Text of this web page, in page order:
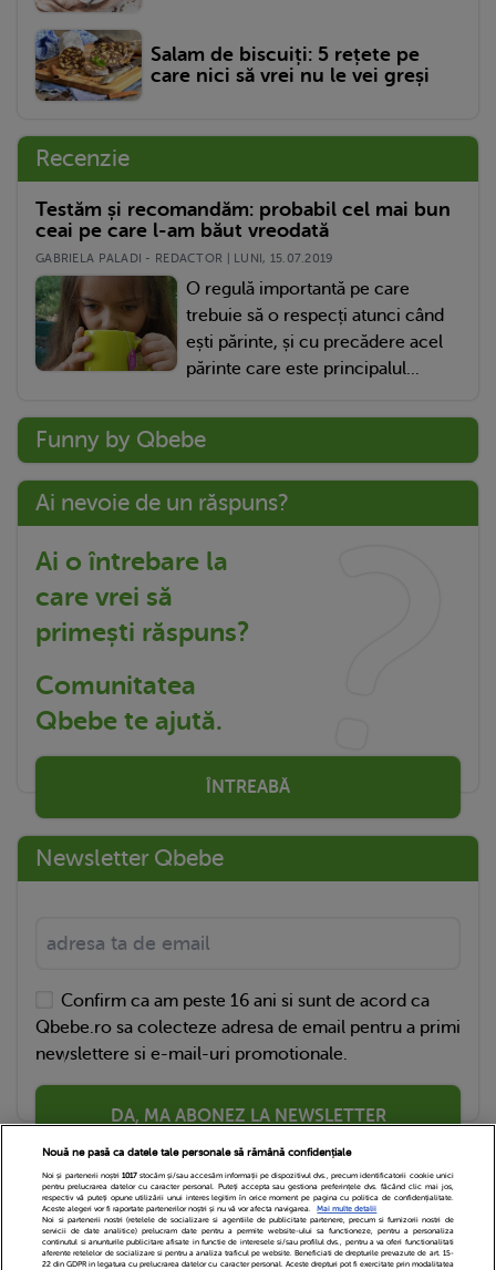
Salam de biscuiți: 5 rețete pe
care nici să vrei nu le vei greși
Recenzie
Testăm și recomandăm: probabil cel mai bun
ceai pe care l-am băut vreodată
GABRIELA PALADI - REDACTOR | LUNI, 15.07.2019
O regulă importantă pe care
trebuie să o respecți atunci când
ești părinte, și cu precădere acel
părinte care este principalul...
Funny by Qbebe
Ai nevoie de un răspuns?
Ai o întrebare la
care vrei să
primești răspuns?
Comunitatea
Qbebe te ajută.
ÎNTREABĂ
Newsletter Qbebe
Confirm ca am peste 16 ani si sunt de acord ca
Qbebe.ro sa colecteze adresa de email pentru a primi
newslettere si e-mail-uri promotionale.
DA, MA ABONEZ LA NEWSLETTER
Nouă ne pasă ca datele tale personale să rămână confidențiale
Noi și partenerii noștri 1017stocăm și/sau accesăm informații pe dispozitivul dvs., precum identificatorii cookie unici
pentru prelucrarea datelor cu caracter personal. Puteți accepta sau gestiona preferințele dvs. făcând clic mai jos,
respectiv vă puteți opune utilizării unui interes legitim în orice moment pe pagina cu politica de confidențialitate.
Aceste alegeri vor fi raportate partenerilor noștri și nu vă vor afecta navigarea.
Mai multe detalii
Noi si partenerii nostri (retelele de socializare si agentiile de publicitate partenere, precum si furnizorii nostri de
servicii de date analitice) prelucram date pentru a permite website-ului sa functioneze, pentru a personaliza
continutul si anunturile publicitare afisate in functie de interesele si/sau profilul dvs., pentru a va oferi functionalitati
aferente retelelor de socializare si pentru a analiza traficul pe website. Beneficiati de drepturile prevazute de art. 15-
22 din GDPR in legatura cu prelucrarea datelor cu caracter personal. Aceste drepturi pot fi exercitate prin modalitatea